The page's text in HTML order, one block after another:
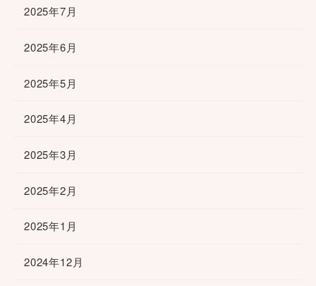
2025年7月
2025年6月
2025年5月
2025年4月
2025年3月
2025年2月
2025年1月
2024年12月